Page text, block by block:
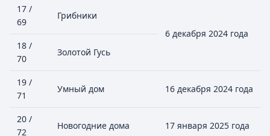
17 /
69
Грибники
6 декабря 2024 года
18 /
70
Золотой Гусь
19 /
71
Умный дом 16 декабря 2024 года
20 /
72
Новогодние дома 17 января 2025 года